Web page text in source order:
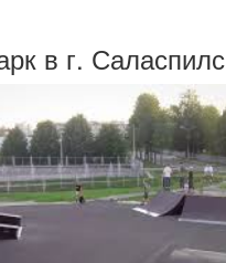
в г. Саласпилс